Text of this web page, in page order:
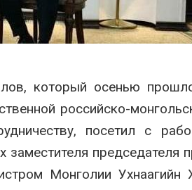
который осенью
российско-
посетил с
председателя
Монголии Ухнаагийн
вновь
загрузку
дефицита
провинции
более 140
роста
Дом
без